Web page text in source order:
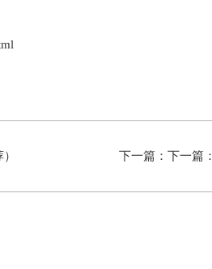
下一篇：下一篇：